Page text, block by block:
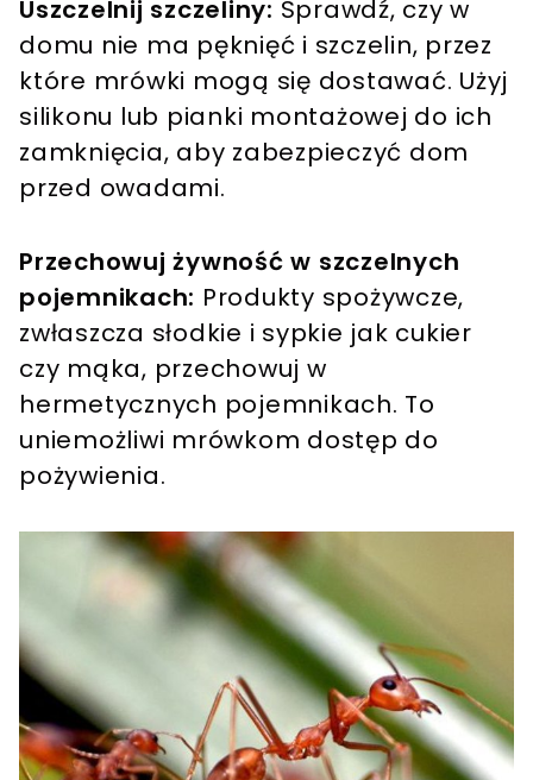
Uszczelnij szczeliny: Sprawdź, czy w
domu nie ma pęknięć i szczelin, przez
które mrówki mogą się dostawać. Użyj
silikonu lub pianki montażowej do ich
zamknięcia, aby zabezpieczyć dom
przed owadami.
Przechowuj żywność w szczelnych
pojemnikach: Produkty spożywcze,
zwłaszcza słodkie i sypkie jak cukier
czy mąka, przechowuj w
hermetycznych pojemnikach. To
uniemożliwi mrówkom dostęp do
pożywienia.